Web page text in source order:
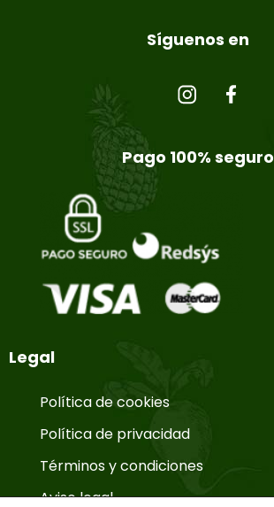
Síguenos en
Pago 100% seguro
Legal
Política de cookies
Política de privacidad
Términos y condiciones
Aviso legal